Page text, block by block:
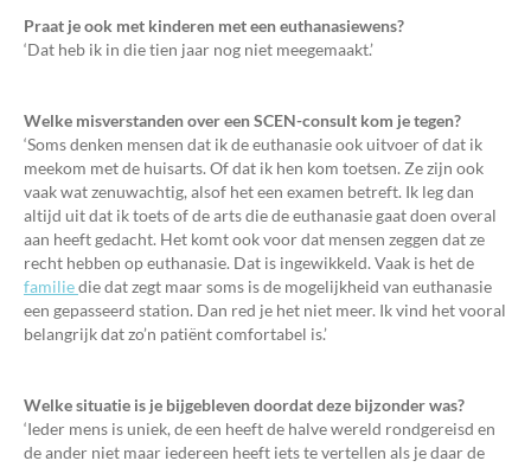
Praat je ook met kinderen met een euthanasiewens?
‘Dat heb ik in die tien jaar nog niet meegemaakt.’
Welke misverstanden over een SCEN-consult kom je tegen?
‘Soms denken mensen dat ik de euthanasie ook uitvoer of dat ik
meekom met de huisarts. Of dat ik hen kom toetsen. Ze zijn ook
vaak wat zenuwachtig, alsof het een examen betreft. Ik leg dan
altijd uit dat ik toets of de arts die de euthanasie gaat doen overal
aan heeft gedacht. Het komt ook voor dat mensen zeggen dat ze
recht hebben op euthanasie. Dat is ingewikkeld. Vaak is het de
familiedie dat zegt maar soms is de mogelijkheid van euthanasie
een gepasseerd station. Dan red je het niet meer. Ik vind het vooral
belangrijk dat zo’n patiënt comfortabel is.’
Welke situatie is je bijgebleven doordat deze bijzonder was?
‘Ieder mens is uniek, de een heeft de halve wereld rondgereisd en
de ander niet maar iedereen heeft iets te vertellen als je daar de